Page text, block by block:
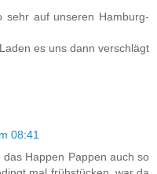
sehr auf unseren Hamburg-
es uns dann verschlägt
08:41
Happen Pappen auch so